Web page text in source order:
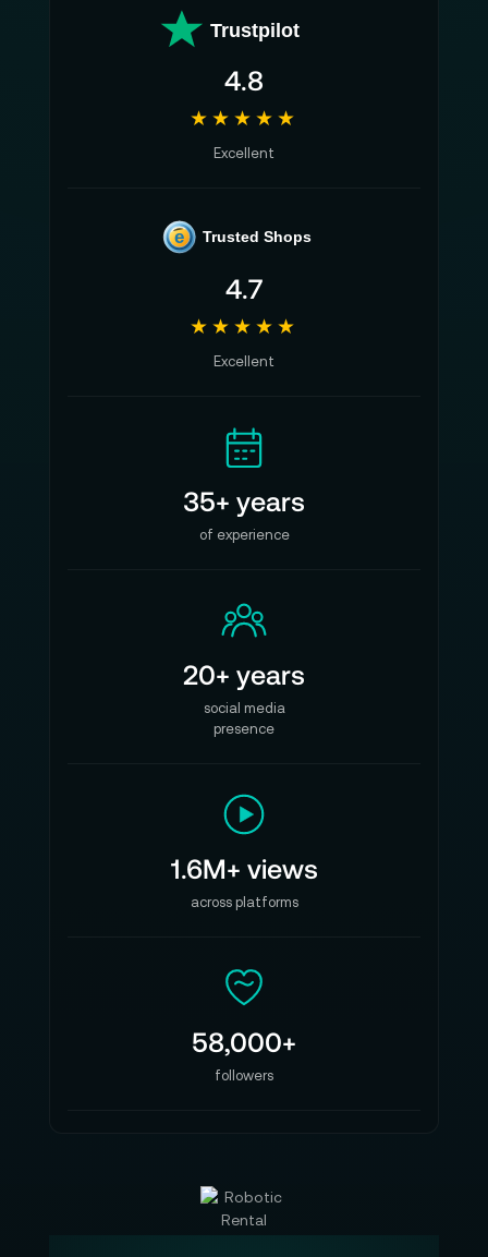
Trustpilot
4.8
★★★★★
Excellent
e Trusted Shops
4.7
★★★★★
Excellent
35+ years
of experience
20+ years
social media
presence
1.6M+ views
across platforms
58,000+
followers